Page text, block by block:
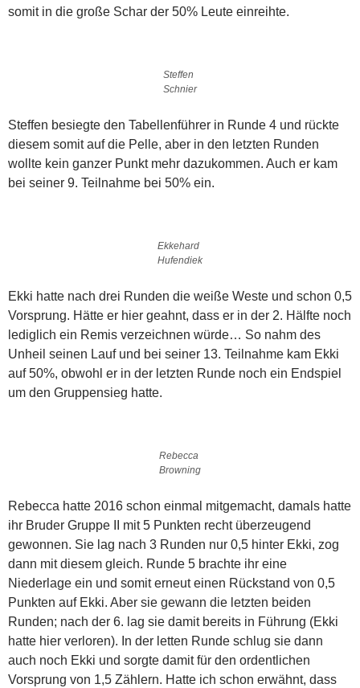
somit in die große Schar der 50% Leute einreihte.
Steffen
Schnier
Steffen besiegte den Tabellenführer in Runde 4 und rückte
diesem somit auf die Pelle, aber in den letzten Runden
wollte kein ganzer Punkt mehr dazukommen. Auch er kam
bei seiner 9. Teilnahme bei 50% ein.
Ekkehard
Hufendiek
Ekki hatte nach drei Runden die weiße Weste und schon 0,5
Vorsprung. Hätte er hier geahnt, dass er in der 2. Hälfte noch
lediglich ein Remis verzeichnen würde… So nahm des
Unheil seinen Lauf und bei seiner 13. Teilnahme kam Ekki
auf 50%, obwohl er in der letzten Runde noch ein Endspiel
um den Gruppensieg hatte.
Rebecca
Browning
Rebecca hatte 2016 schon einmal mitgemacht, damals hatte
ihr Bruder Gruppe II mit 5 Punkten recht überzeugend
gewonnen. Sie lag nach 3 Runden nur 0,5 hinter Ekki, zog
dann mit diesem gleich. Runde 5 brachte ihr eine
Niederlage ein und somit erneut einen Rückstand von 0,5
Punkten auf Ekki. Aber sie gewann die letzten beiden
Runden; nach der 6. lag sie damit bereits in Führung (Ekki
hatte hier verloren). In der letten Runde schlug sie dann
auch noch Ekki und sorgte damit für den ordentlichen
Vorsprung von 1,5 Zählern. Hatte ich schon erwähnt, dass